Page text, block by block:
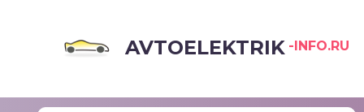
AVTOELEKTRIK -INFO.RU